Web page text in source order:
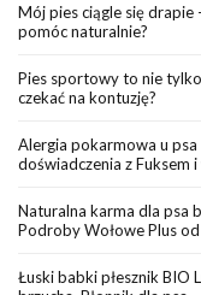
Mój pies ciągle się drapie
pomóc naturalnie?
Pies sportowy to nie
czekać na kontuzję?
Alergia pokarmowa u
doświadczenia z Fuksem
Naturalna karma dla psa
Podroby Wołowe Plus
Łuski babki płesznik BIO